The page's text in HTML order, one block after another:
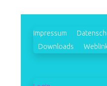
Impressum
Downloads